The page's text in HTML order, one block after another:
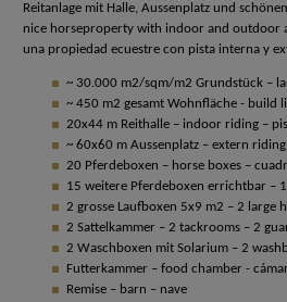
Reitanlage mit Halle, Aussenplatz und
nice horseproperty with indoor and outdoor
una propiedad ecuestre con pista interna y
~ 30.000 m2/sqm/m2 Grundstück –
~ 450 m2 gesamt Wohnfläche - build
20x44 m Reithalle – indoor riding –
~ 60x60 m Aussenplatz – extern
20 Pferdeboxen – horse boxes –
15 weitere Pferdeboxen errichtbar –
2 grosse Laufboxen 5x9 m2 – 2 large
2 Sattelkammer – 2 tackrooms – 2
2 Waschboxen mit Solarium – 2
Futterkammer – food chamber -
Remise – barn – nave